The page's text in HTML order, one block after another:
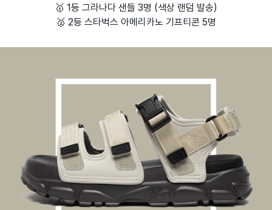
🥇 1등 그라나다 샌들 3명 (색상 랜덤 발송)
🥈 2등 스타벅스 아메리카노 기프티콘 5명